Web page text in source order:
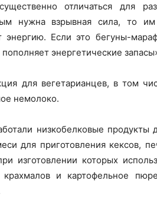
отличаться для
нужна взрывная сила, то
энергию. Если это бегуны-
пополняет энергетические
для вегетарианцев, в том
немолоко.
низкобелковые
для приготовления кексов,
изготовлении которых
крахмалов и картофельное